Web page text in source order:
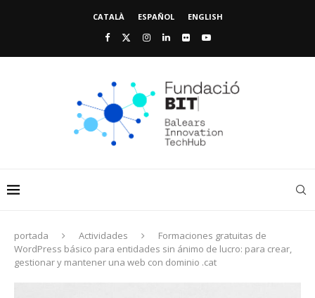
CATALÀ ESPAÑOL ENGLISH
portada Actividades
Formaciones gratuitas de
WordPress básico para entidades sin ánimo de lucro: para crear,
gestionar y mantener una web con dominio .cat